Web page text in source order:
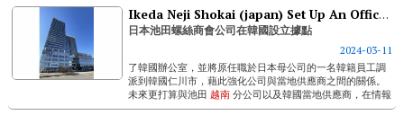
Ikeda Neji Shokai (japan) Set Up An Office In South Korea
日本池田螺絲商會公司在韓國設立據點
2024-03-11
了韓國辦公室，並將原任職於日本母公司的一名韓籍員工調
派到韓國仁川市，藉此強化公司與當地供應商之間的關係。
未來更打算與池田 越南分公司以及韓國當地供應商，在情報
分享與品質管理系統方面聯手合作。 ...